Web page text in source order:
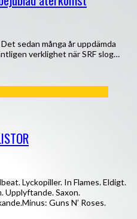
sedan många år uppdämda
verklighet när SRF slog…
Lyckopiller. In Flames. Eldigt.
Upplyftande. Saxon.
Guns N’ Roses.